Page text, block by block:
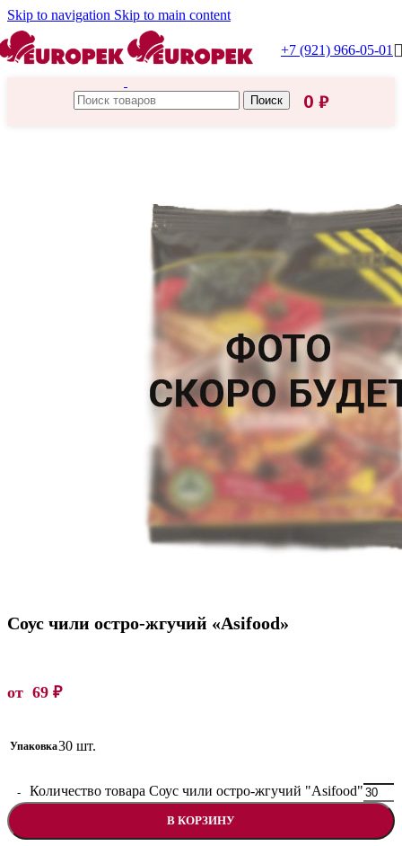
Skip to navigation Skip to main content
+7 (921) 966-05-01
Поиск 0 ₽
Соус чили остро-жгучий «Asifood»
от 69 ₽
Упаковка30 шт.
Количество товара Соус чили остро-жгучий "Asifood"
В КОРЗИНУ